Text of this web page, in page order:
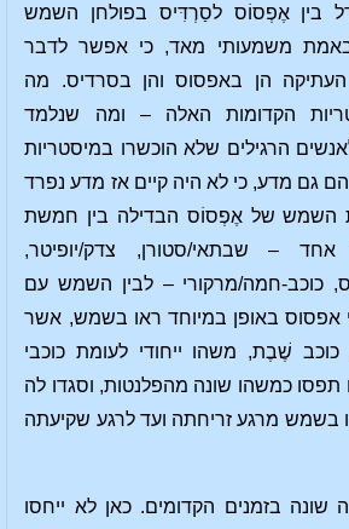
בין אֶפְסוֹס לסַרְדִּיס בפולחן השמש
משמעותי מאד, כי אפשר לדבר
הן באפסוס והן בסרדיס. מה
הקדומות האלה – ומה שנלמד
הרגילים שלא הוכשרו במיסטריות
גם מדע, כי לא היה קיים אז מדע נפרד
השמש של אֶפְסוֹס הבדילה בין חמשת
– שבתאי/סטורן, צדק/יופיטר,
כוכב-חמה/מרקורי – לבין השמש עם
אפסוס באופן במיוחד ראו בשמש, אשר
כוכב שֶׁבֶת, משהו ייחודי לעומת כוכבי
כמשהו שונה מהפלנטות, וסגדו לה
בשמש מרגע זריחתה ועד לרגע שקיעתה
בזמנים הקדומים. כאן לא ייחסו